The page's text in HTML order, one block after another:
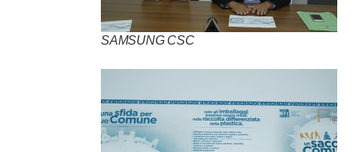
SAMSUNG CSC